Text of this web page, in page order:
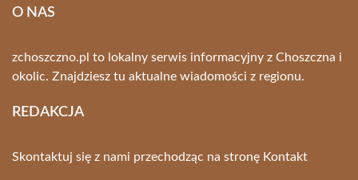
O NAS
zchoszczno.pl to lokalny serwis informacyjny z Choszczna i
okolic. Znajdziesz tu aktualne wiadomości z regionu.
REDAKCJA
Skontaktuj się z nami przechodząc na stronę Kontakt